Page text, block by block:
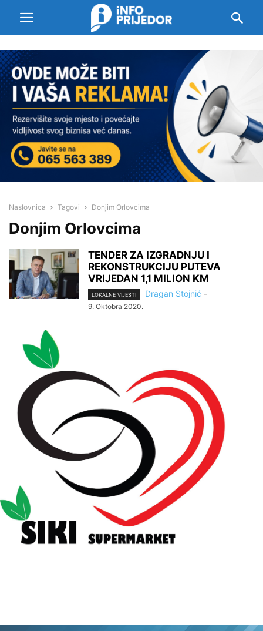
Naslovnica Tagovi Donjim Orlovcima
Donjim Orlovcima
TENDER ZA IZGRADNJU I
REKONSTRUKCIJU PUTEVA
VRIJEDAN 1,1 MILION KM
LOKALNE VIJESTI Dragan Stojnić -
9. Oktobra 2020.